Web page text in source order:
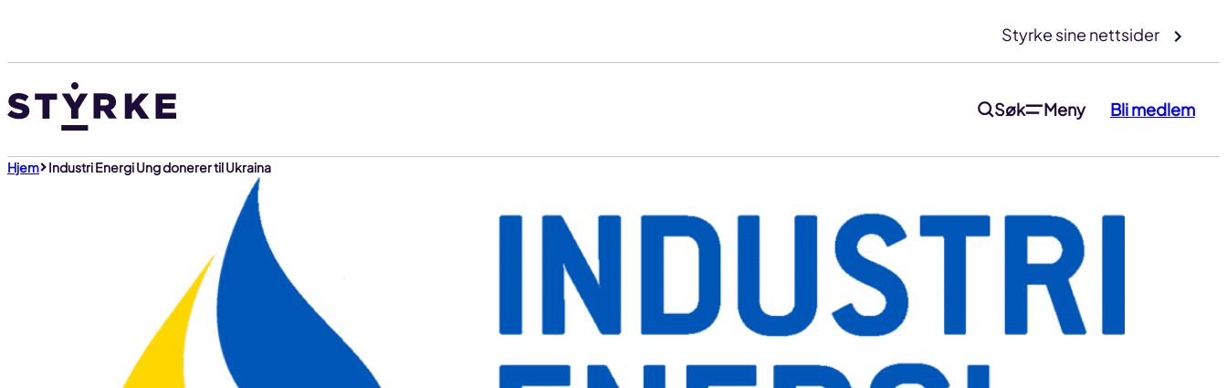
innhold
Styrke sine nettsider
Søk Meny Bli medlem
Hjem Industri Energi Ung donerer til Ukraina